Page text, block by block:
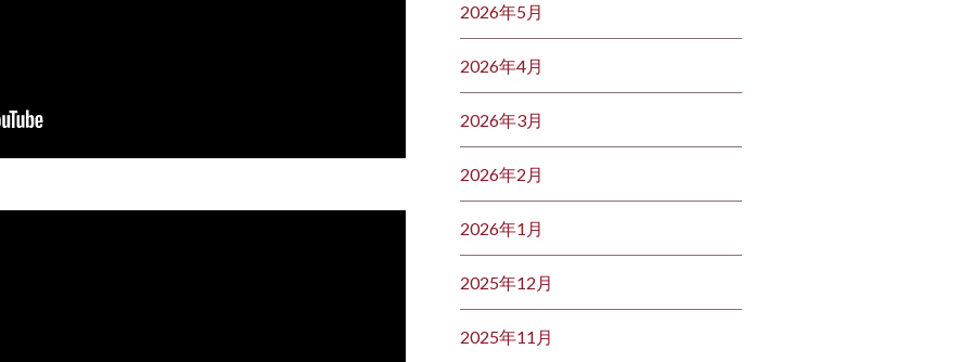
2026年5月
2026年4月
2026年3月
2026年2月
2026年1月
2025年12月
2025年11月